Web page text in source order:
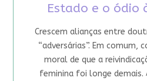
Estado e o ódio
Crescem alianças entre
“adversárias”. Em comum,
moral de que a
feminina foi longe